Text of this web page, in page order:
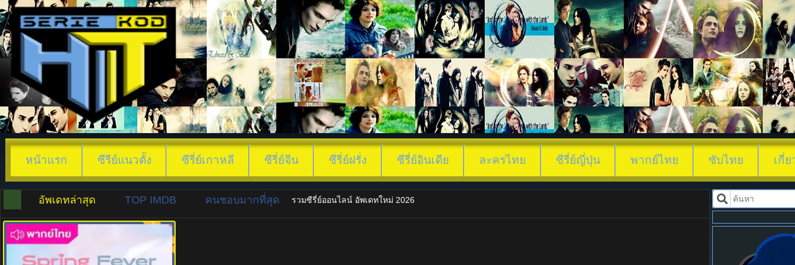
ดูซีรี่ย์ ใบไม้ผลิที่รอ
หน้าแรก ซีรีย์แนวตั้ง ซีรี่ย์เกาหลี ซีรี่ย์จีน ซีรี่ย์ฝรั่ง ซีรี่ย์อินเดีย ละครไทย ซีรี่ย์ญี่ปุ่น พากย์ไทย ซับไทย เกี่ย
อัพเดทล่าสุด TOP IMDB คนชอบมากที่สุด รวมซีรี่ย์ออนไลน์ อัพเดทใหม่ 2026
8.0 พากย์ไทย